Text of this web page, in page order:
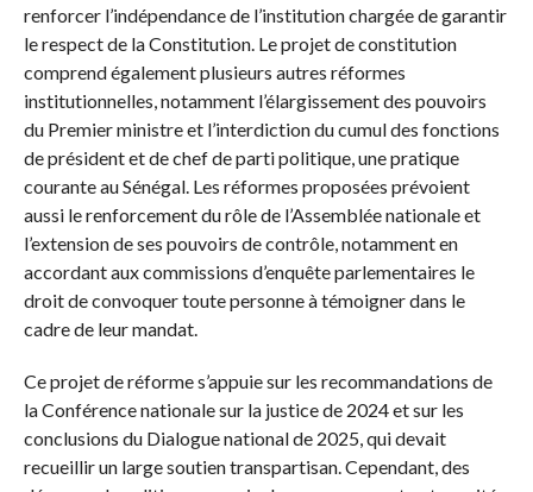
renforcer l’indépendance de l’institution chargée de garantir
le respect de la Constitution. Le projet de constitution
comprend également plusieurs autres réformes
institutionnelles, notamment l’élargissement des pouvoirs
du Premier ministre et l’interdiction du cumul des fonctions
de président et de chef de parti politique, une pratique
courante au Sénégal. Les réformes proposées prévoient
aussi le renforcement du rôle de l’Assemblée nationale et
l’extension de ses pouvoirs de contrôle, notamment en
accordant aux commissions d’enquête parlementaires le
droit de convoquer toute personne à témoigner dans le
cadre de leur mandat.
Ce projet de réforme s’appuie sur les recommandations de
la Conférence nationale sur la justice de 2024 et sur les
conclusions du Dialogue national de 2025, qui devait
recueillir un large soutien transpartisan. Cependant, des